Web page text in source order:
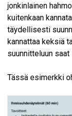
jonkinlainen
kuitenkaan
täydellisesti
kannattaa keksiä
suunnitteluun
Tässä esimerkki